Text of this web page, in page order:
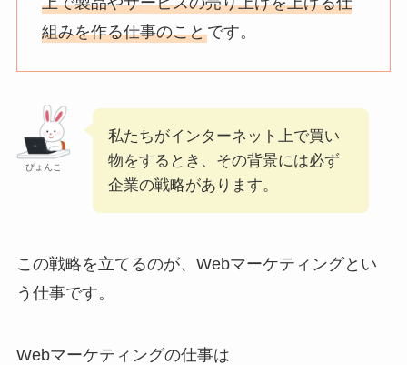
組みを作る仕事のことです。
ぴょんこ
私たちがインターネット上で買い
物をするとき、その背景には必ず
企業の戦略があります。
この戦略を立てるのが、Webマーケティングとい
う仕事です。
Webマーケティングの仕事は